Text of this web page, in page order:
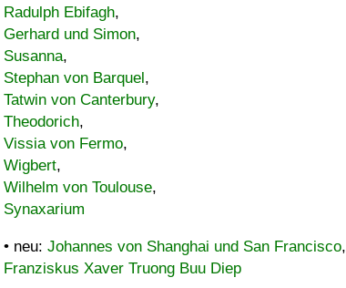
Radulph Ebifagh,
Gerhard und Simon,
Susanna,
Stephan von Barquel,
Tatwin von Canterbury,
Theodorich,
Vissia von Fermo,
Wigbert,
Wilhelm von Toulouse,
Synaxarium
• neu: Johannes von Shanghai und San Francisco,
Franziskus Xaver Truong Buu Diep